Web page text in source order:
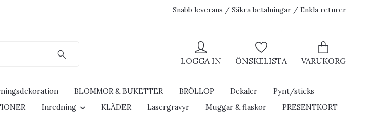
Snabb leverans / Säkra betalningar / Enkla returer
LOGGA IN ÖNSKELISTA VARUKORG
BLOMMOR & BUKETTER BRÖLLOP Dekaler
Pynt/sticks
Inredning KLÄDER Lasergravyr Muggar & flaskor
PRESENTKORT